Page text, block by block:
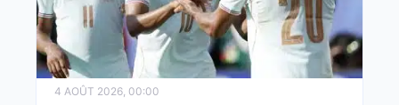
4 AOÛT 2026, 00:00